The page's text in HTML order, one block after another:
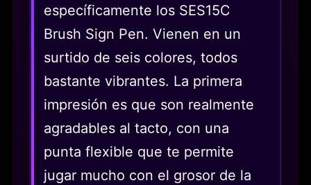
específicamente los SES15C
Brush Sign Pen. Vienen en un
surtido de seis colores, todos
bastante vibrantes. La primera
impresión es que son realmente
agradables al tacto, con una
punta flexible que te permite
jugar mucho con el grosor de la